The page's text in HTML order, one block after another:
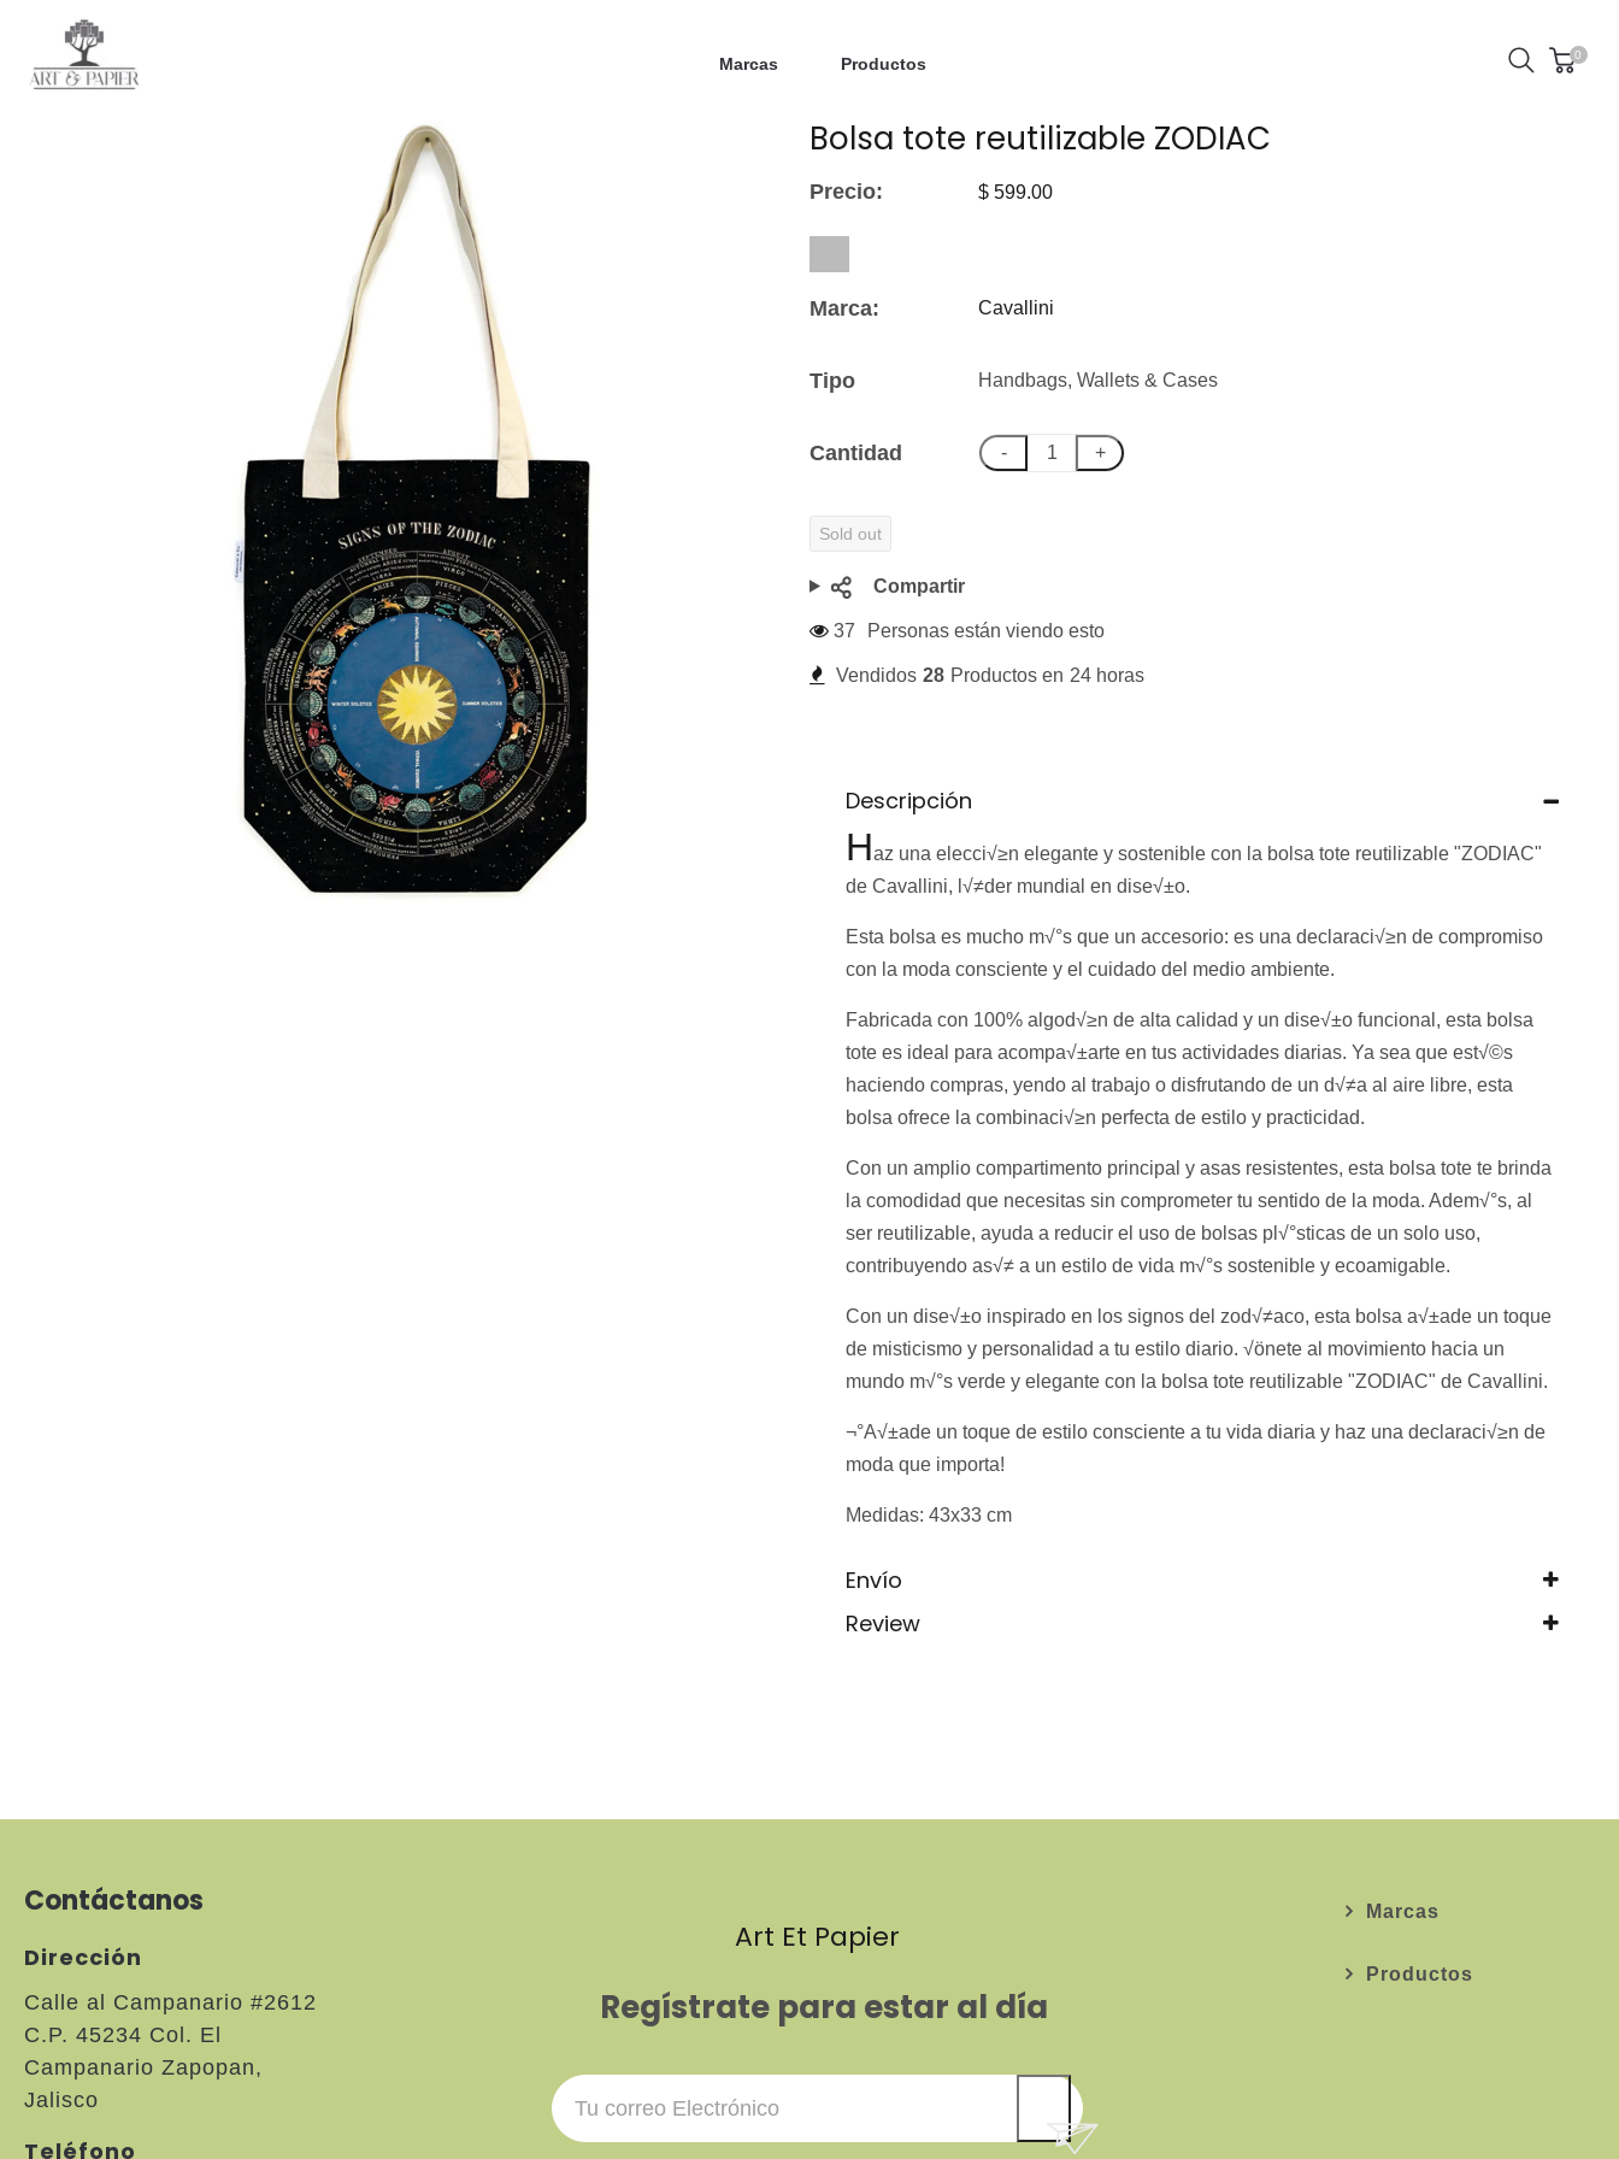
Marcas Productos 0
Bolsa tote reutilizable ZODIAC
Precio: $ 599.00
Marca: Cavallini
Tipo Handbags, Wallets & Cases
Cantidad - +
Sold out
Compartir
37 Personas están viendo esto
Vendidos 28 Productos en 24 horas
Descripción
Haz una elecci√≥n elegante y sostenible con la bolsa tote reutilizable "ZODIAC"
de Cavallini, l√≠der mundial en dise√±o.
Esta bolsa es mucho m√°s que un accesorio: es una declaraci√≥n de compromiso
con la moda consciente y el cuidado del medio ambiente.
Fabricada con 100% algod√≥n de alta calidad y un dise√±o funcional, esta bolsa
tote es ideal para acompa√±arte en tus actividades diarias. Ya sea que est√©s
haciendo compras, yendo al trabajo o disfrutando de un d√≠a al aire libre, esta
bolsa ofrece la combinaci√≥n perfecta de estilo y practicidad.
Con un amplio compartimento principal y asas resistentes, esta bolsa tote te brinda
la comodidad que necesitas sin comprometer tu sentido de la moda. Adem√°s, al
ser reutilizable, ayuda a reducir el uso de bolsas pl√°sticas de un solo uso,
contribuyendo as√≠ a un estilo de vida m√°s sostenible y ecoamigable.
Con un dise√±o inspirado en los signos del zod√≠aco, esta bolsa a√±ade un toque
de misticismo y personalidad a tu estilo diario. √önete al movimiento hacia un
mundo m√°s verde y elegante con la bolsa tote reutilizable "ZODIAC" de Cavallini.
¬°A√±ade un toque de estilo consciente a tu vida diaria y haz una declaraci√≥n de
moda que importa!
Medidas: 43x33 cm
Envío
Review
Contáctanos
Dirección
Calle al Campanario #2612
C.P. 45234 Col. El
Campanario Zapopan,
Jalisco
Teléfono
Art Et Papier
Regístrate para estar al día
Marcas
Productos